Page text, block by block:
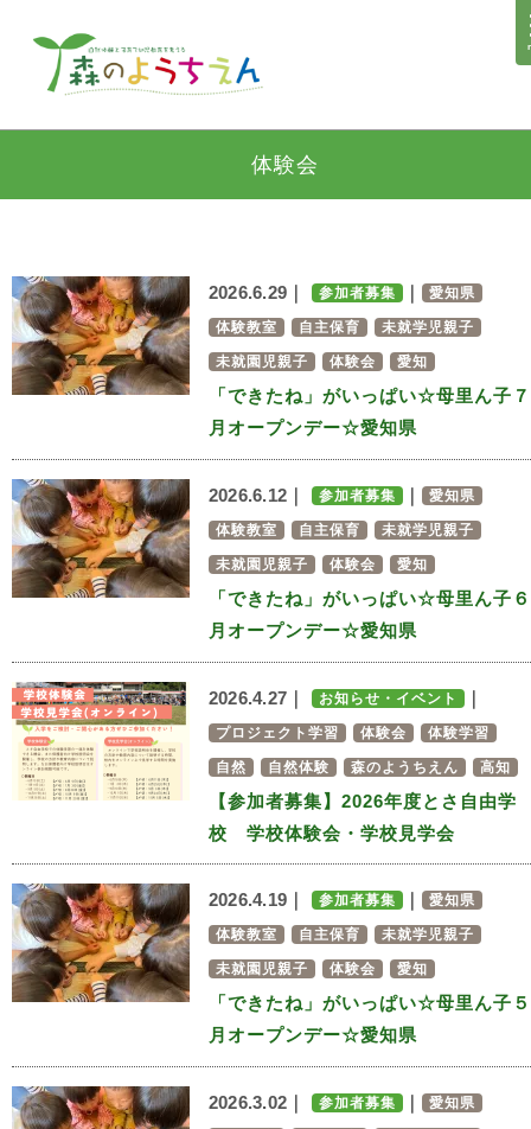
体験会
2026.6.29｜ 参加者募集 愛知県
体験教室 自主保育 未就学児親子
未就園児親子 体験会 愛知
「できたね」がいっぱい☆母里ん子７
月オープンデー☆愛知県
2026.6.12｜ 参加者募集 愛知県
体験教室 自主保育 未就学児親子
未就園児親子 体験会 愛知
「できたね」がいっぱい☆母里ん子６
月オープンデー☆愛知県
2026.4.27｜ お知らせ・イベント
プロジェクト学習 体験会 体験学習
自然 自然体験 森のようちえん 高知
【参加者募集】2026年度とさ自由学
校 学校体験会・学校見学会
2026.4.19｜ 参加者募集 愛知県
体験教室 自主保育 未就学児親子
未就園児親子 体験会 愛知
「できたね」がいっぱい☆母里ん子５
月オープンデー☆愛知県
2026.3.02｜ 参加者募集 愛知県